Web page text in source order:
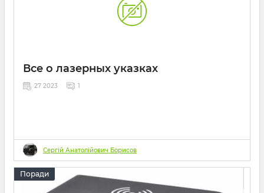
Все о лазерных указках
27 2023 1
Сергій Анатолійович Борисов
Поради